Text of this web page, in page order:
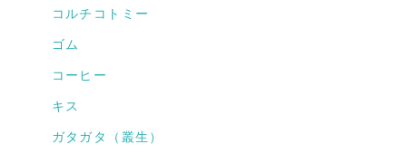
コルチコトミー
ゴム
コーヒー
キス
ガタガタ（叢生）